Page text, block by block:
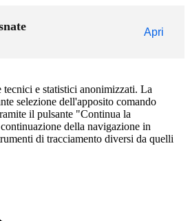
Apri
e statistici anonimizzati. La
selezione dell'apposito comando
il pulsante "Continua la
della navigazione in
di tracciamento diversi da quelli